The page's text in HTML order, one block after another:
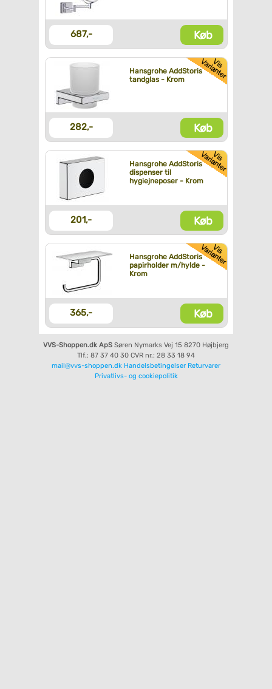
687,- Køb
Hansgrohe AddStoris
tandglas - Krom
282,- Køb
Hansgrohe AddStoris
dispenser til
hygiejneposer - Krom
201,- Køb
Hansgrohe AddStoris
papirholder m/hylde -
Krom
365,- Køb
VVS-Shoppen.dk ApS Søren Nymarks Vej 15 8270 Højbjerg
Tlf.: 87 37 40 30 CVR nr.: 28 33 18 94
mail@vvs-shoppen.dk Handelsbetingelser Returvarer
Privatlivs- og cookiepolitik